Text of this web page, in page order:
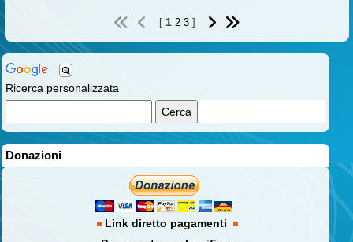
Ricerca personalizzata
Donazioni
Link diretto pagamenti
[ 1 2 3]